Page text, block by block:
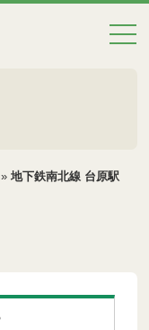
»地下鉄南北線 台原駅